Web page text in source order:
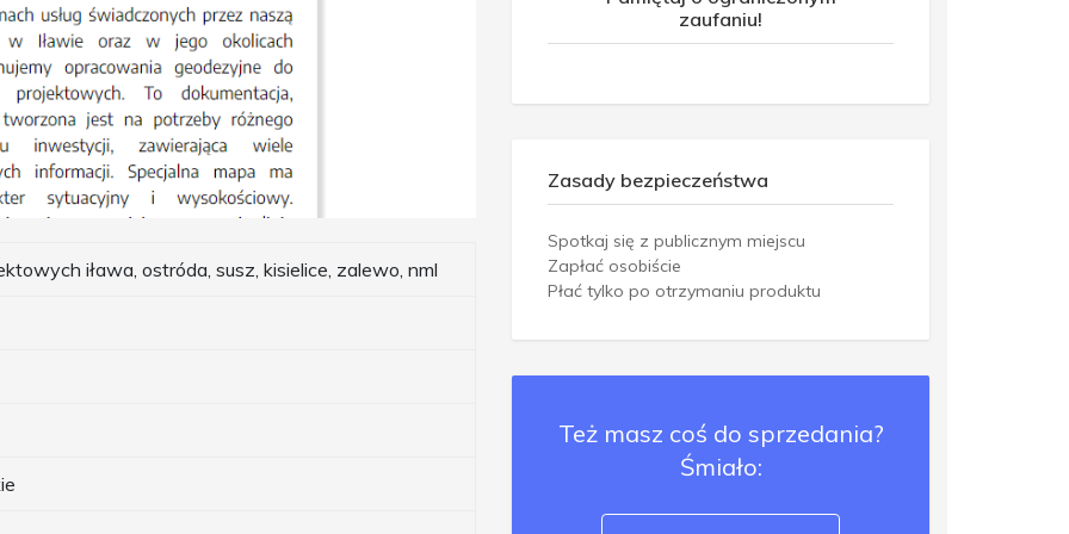
iława, ostróda, susz, kisielice, zalewo, nml
zaufaniu!
Zasady bezpieczeństwa
Spotkaj się z publicznym miejscu
Zapłać osobiście
Płać tylko po otrzymaniu produktu
Też masz coś do sprzedania?
Śmiało: